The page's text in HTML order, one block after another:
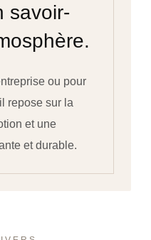
savoir-
ou pour
repose sur la
et une
et durable.